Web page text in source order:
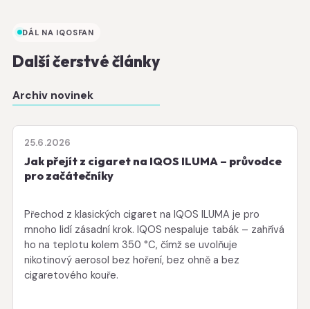
DÁL NA IQOSFAN
Další čerstvé články
Archiv novinek
25.6.2026
Jak přejít z cigaret na IQOS ILUMA – průvodce
pro začátečníky
Přechod z klasických cigaret na IQOS ILUMA je pro
mnoho lidí zásadní krok. IQOS nespaluje tabák – zahřívá
ho na teplotu kolem 350 °C, čímž se uvolňuje
nikotinový aerosol bez hoření, bez ohně a bez
cigaretového kouře.